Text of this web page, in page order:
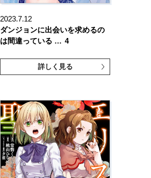
2023.7.12
ダンジョンに出会いを求めるの
は間違っている … 4
詳しく見る